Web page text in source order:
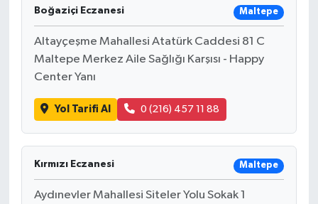
Boğaziçi Eczanesi Maltepe
Altayçeşme Mahallesi Atatürk Caddesi 81 C
Maltepe Merkez Aile Sağlığı Karşısı - Happy
Center Yanı
Yol Tarifi Al 0 (216) 457 11 88
Kırmızı Eczanesi Maltepe
Aydınevler Mahallesi Siteler Yolu Sokak 1
Bilim
Genel
Bilim, Teknoloji